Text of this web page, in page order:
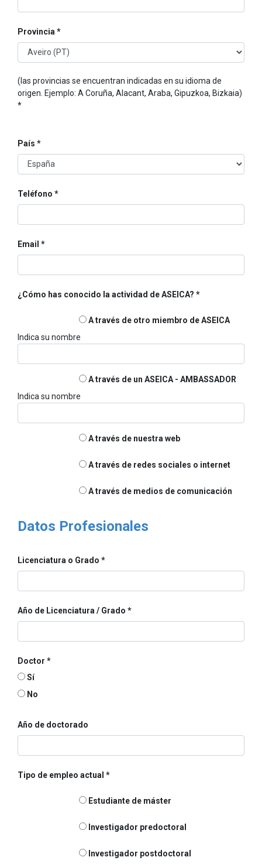
Provincia
(las provincias se encuentran indicadas en su idioma de
origen. Ejemplo: A Coruña, Alacant, Araba, Gipuzkoa, Bizkaia)
*
País
Teléfono
Email
¿Cómo has conocido la actividad de ASEICA?
A través de otro miembro de ASEICA
Indica su nombre
A través de un ASEICA - AMBASSADOR
Indica su nombre
A través de nuestra web
A través de redes sociales o internet
A través de medios de comunicación
Datos Profesionales
Licenciatura o Grado
Año de Licenciatura / Grado
Doctor
Sí
No
Año de doctorado
Tipo de empleo actual
Estudiante de máster
Investigador predoctoral
Investigador postdoctoral